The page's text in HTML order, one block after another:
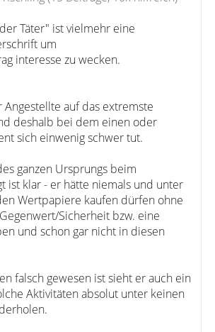
Täter" ist vielmehr eine
um
interesse zu wecken.
Angestellte auf das extremste
deshalb bei dem einen oder
sich einwenig schwer tut.
ganzen Ursprungs beim
ist klar - er hätte niemals und unter
Wertpapiere kaufen dürfen ohne
Sicherheit bzw. eine
und schon gar nicht in diesen
falsch gewesen ist sieht er auch ein
Aktivitäten absolut unter keinen